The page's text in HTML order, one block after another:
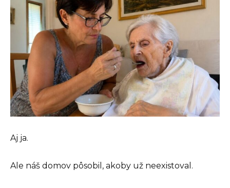
Aj ja.
Ale náš domov pôsobil, akoby už neexistoval.